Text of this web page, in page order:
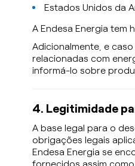
Estados Unidos da
A Endesa Energia tem
Adicionalmente, e
relacionadas com
informá-lo sobre
4. Legitimidade
A base legal para o
obrigações legais
Endesa Energia se